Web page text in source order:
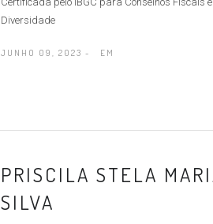
Diversidade
JUNHO 09, 2023 - EM
PRISCILA STELA
SILVA